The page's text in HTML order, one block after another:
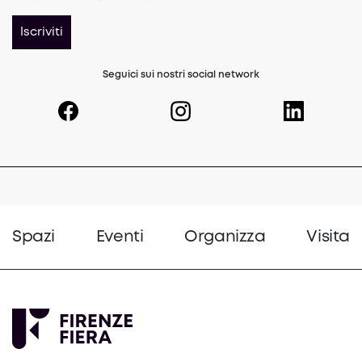
Iscriviti
Seguici sui nostri social network
(opens in a new tab)(opens in a new tab)(opens in a
Spazi Eventi Organizza Visita